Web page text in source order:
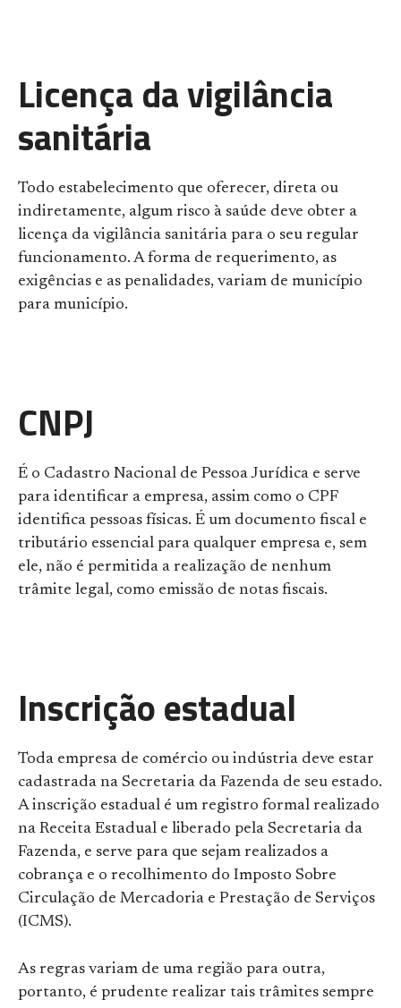
Licença da vigilância
sanitária
Todo estabelecimento que oferecer, direta ou
indiretamente, algum risco à saúde deve obter a
licença da vigilância sanitária para o seu regular
funcionamento. A forma de requerimento, as
exigências e as penalidades, variam de município
para município.
CNPJ
É o Cadastro Nacional de Pessoa Jurídica e serve
para identificar a empresa, assim como o CPF
identifica pessoas físicas. É um documento fiscal e
tributário essencial para qualquer empresa e, sem
ele, não é permitida a realização de nenhum
trâmite legal, como emissão de notas fiscais.
Inscrição estadual
Toda empresa de comércio ou indústria deve estar
cadastrada na Secretaria da Fazenda de seu estado.
A inscrição estadual é um registro formal realizado
na Receita Estadual e liberado pela Secretaria da
Fazenda, e serve para que sejam realizados a
cobrança e o recolhimento do Imposto Sobre
Circulação de Mercadoria e Prestação de Serviços
(ICMS).
As regras variam de uma região para outra,
portanto, é prudente realizar tais trâmites sempre